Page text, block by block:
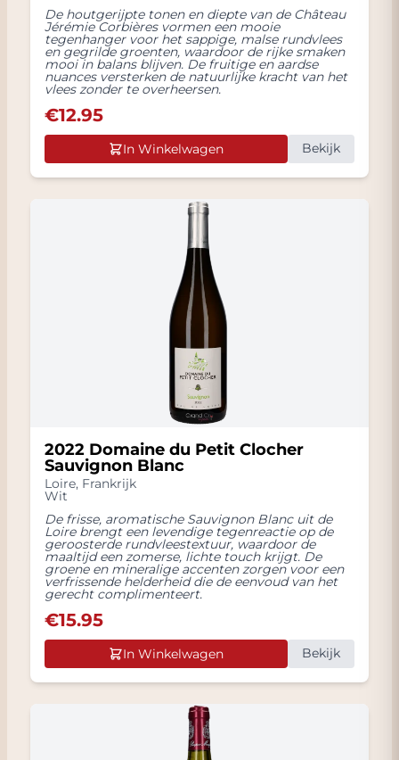
De houtgerijpte tonen en diepte van de Château
Jérémie Corbières vormen een mooie
tegenhanger voor het sappige, malse rundvlees
en gegrilde groenten, waardoor de rijke smaken
mooi in balans blijven. De fruitige en aardse
nuances versterken de natuurlijke kracht van het
vlees zonder te overheersen.
€12.95
In Winkelwagen Bekijk
2022 Domaine du Petit Clocher
Sauvignon Blanc
Loire, Frankrijk
Wit
De frisse, aromatische Sauvignon Blanc uit de
Loire brengt een levendige tegenreactie op de
geroosterde rundvleestextuur, waardoor de
maaltijd een zomerse, lichte touch krijgt. De
groene en mineralige accenten zorgen voor een
verfrissende helderheid die de eenvoud van het
gerecht complimenteert.
€15.95
In Winkelwagen Bekijk